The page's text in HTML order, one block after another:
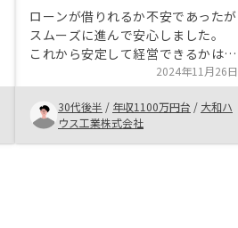
ローンが借りれるか不安であったが
スムーズに進んで安心しました。
これから安定して経営できるかはま
だわかりませんが上手く経営が続く
ようであれば追加購入も検討してい
きたいと思いました。 アプリでの
管理なので気軽に始められます。
2024年11月26日
30代後半 / 年収1100万円台 / 大和ハ
ウス工業株式会社